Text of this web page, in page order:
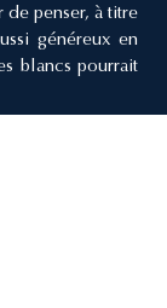
penser, à titre
généreux en
blancs pourrait